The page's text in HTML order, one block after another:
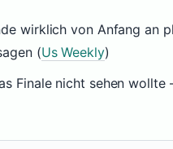
wirklich von Anfang an
(Us Weekly)
Finale nicht sehen